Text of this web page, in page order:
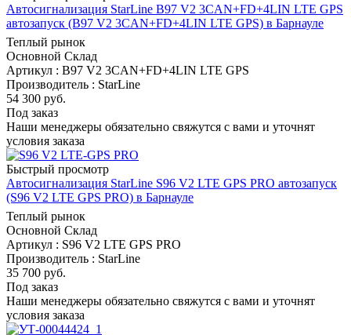
Автосигнализация StarLine B97 V2 3CAN+FD+4LIN LTE GPS
автозапуск (B97 V2 3CAN+FD+4LIN LTE GPS) в Барнауле
Теплый рынок
Основной Склад
Артикул : B97 V2 3CAN+FD+4LIN LTE GPS
Производитель : StarLine
54 300 руб.
Под заказ
Наши менеджеры обязательно свяжутся с вами и уточнят
условия заказа
Быстрый просмотр
Автосигнализация StarLine S96 V2 LTE GPS PRO автозапуск
(S96 V2 LTE GPS PRO) в Барнауле
Теплый рынок
Основной Склад
Артикул : S96 V2 LTE GPS PRO
Производитель : StarLine
35 700 руб.
Под заказ
Наши менеджеры обязательно свяжутся с вами и уточнят
условия заказа